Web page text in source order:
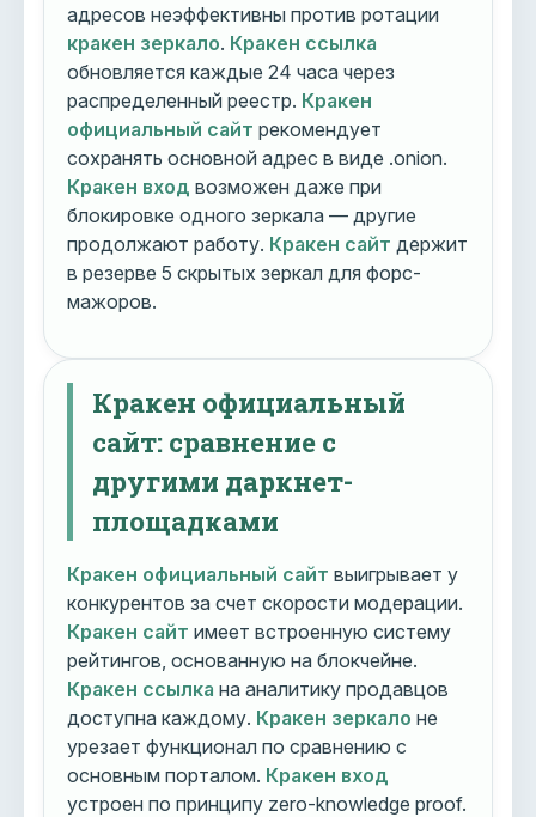
адресов неэффективны против ротации
кракен зеркало. Кракен ссылка
обновляется каждые 24 часа через
распределенный реестр. Кракен
официальный сайт рекомендует
сохранять основной адрес в виде .onion.
Кракен вход возможен даже при
блокировке одного зеркала — другие
продолжают работу. Кракен сайт держит
в резерве 5 скрытых зеркал для форс-
мажоров.
Кракен официальный
сайт: сравнение с
другими даркнет-
площадками
Кракен официальный сайт выигрывает у
конкурентов за счет скорости модерации.
Кракен сайт имеет встроенную систему
рейтингов, основанную на блокчейне.
Кракен ссылка на аналитику продавцов
доступна каждому. Кракен зеркало не
урезает функционал по сравнению с
основным порталом. Кракен вход
устроен по принципу zero-knowledge proof.